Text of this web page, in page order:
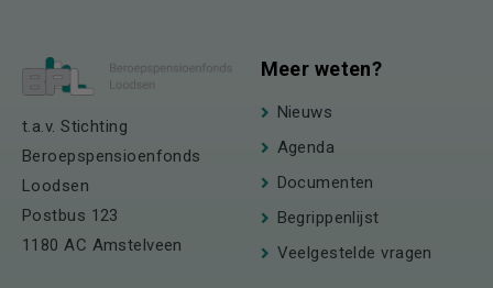
t.a.v. Stichting
Beroepspensioenfonds
Loodsen
Postbus 123
1180 AC Amstelveen
Meer weten?
Nieuws
Agenda
Documenten
Begrippenlijst
Veelgestelde vragen